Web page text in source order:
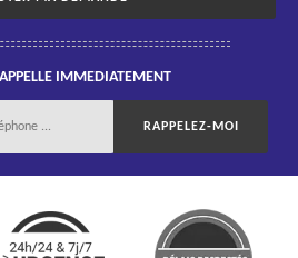
IMMEDIATEMENT